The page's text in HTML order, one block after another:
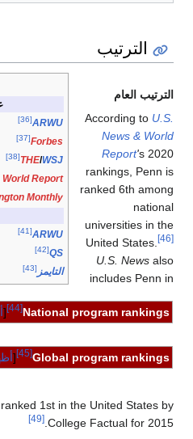
الترتيب
ARWU
[36]
Forbes
[37]
THE/WSJ
[38]
World Report
Monthly
ARWU
[41]
QS
[42]
التايمز [43]
National program rankings
[44]
Global program rankings
[45]
الترتيب العام
According to U.S.
News & World
Report's 2020
rankings, Penn is
ranked 6th among
national
universities in the
United States.
[46]
U.S. News also
includes Penn in
1st in the United States by
College Factual for 2015.
[49]